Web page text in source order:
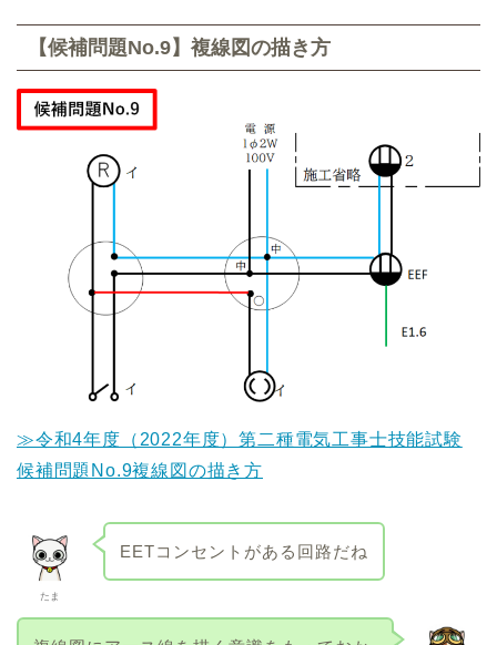
【候補問題No.9】複線図の描き方
≫令和4年度（2022年度）第二種電気工事士技能試験
候補問題No.9複線図の描き方
たま
EETコンセントがある回路だね